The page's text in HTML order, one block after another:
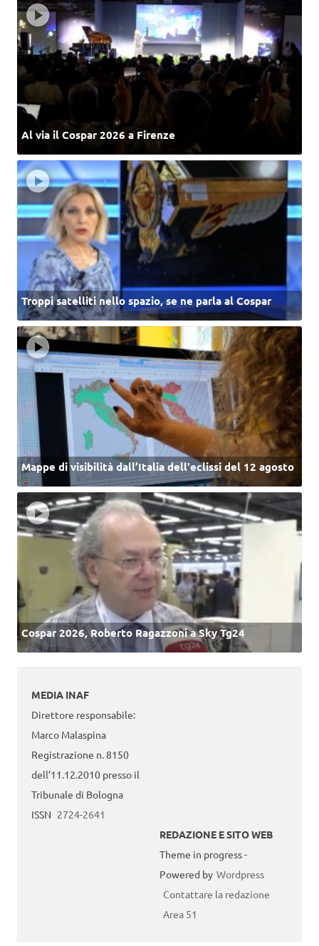
Al via il Cospar 2026 a Firenze
Troppi satelliti nello spazio, se ne parla al Cospar
Mappe di visibilità dall’Italia dell'eclissi del 12 agosto
Cospar 2026, Roberto Ragazzoni a Sky Tg24
MEDIA INAF
Direttore responsabile:
Marco Malaspina
Registrazione n. 8150
dell’11.12.2010 presso il
Tribunale di Bologna
ISSN 2724-2641
REDAZIONE E SITO WEB
Theme in progress -
Powered by Wordpress
Contattare la redazione
Area 51